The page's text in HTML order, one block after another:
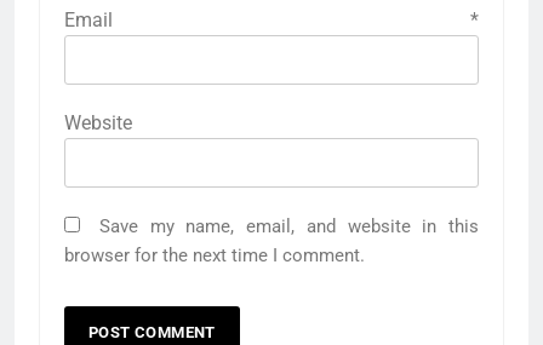
Email *
Website
Save my name, email, and website in this
browser for the next time I comment.